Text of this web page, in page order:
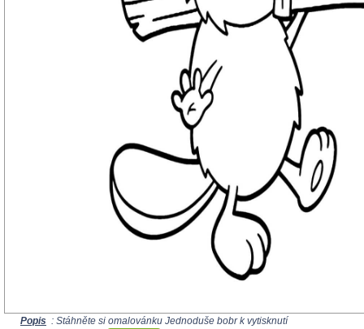
Popis : Stáhněte si omalovánku Jednoduše bobr k vytisknutí